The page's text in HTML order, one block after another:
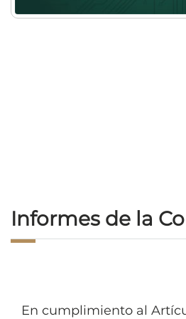
Informes de la
En cumplimiento al